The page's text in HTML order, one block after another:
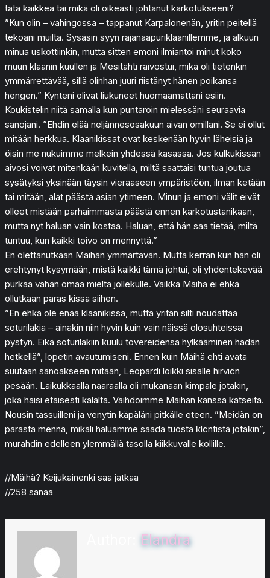
tätä kaikkea tai mikä oli oikeasti johtanut karkotukseeni?
”Kun olin – vahingossa – tappanut Karpalonenän, yritin peitellä
tekoani muilta. Sysäsin syyn rajanaapuriklaanillemme, ja alkuun
minua uskottiinkin, mutta sitten emoni ilmiantoi minut koko
muun klaanin kuullen ja Mesitähti raivostui, mikä oli tietenkin
ymmärrettävää, sillä olinhan juuri riistänyt hänen poikansa
hengen.” Kynteni olivat liukuneet huomaamattani esiin.
Koukistelin niitä samalla kun puntaroin mielessäni seuraavia
sanojani. ”Ehdin elää neljännesosakuun aivan omillani. Se ei ollut
mitään herkkua. Klaanikissat ovat keskenään hyvin läheisiä ja
öisin me nukuimme melkein yhdessä kasassa. Jos kulkukissan
aivosi voivat mitenkään kuvitella, miltä saattaisi tuntua joutua
sysätyksi yksinään täysin vieraaseen ympäristöön, ilman ketään
tai mitään, alat päästä asian ytimeen. Minun ja emoni välit eivät
olleet mistään parhaimmasta päästä ennen karkotustanikaan,
mutta nyt haluan vain kostaa. Haluan, että hän saa tietää, miltä
tuntuu, kun kaikki toivo on mennyttä.”
En olettanutkaan Mäihän ymmärtävän. Mutta kerran kun hän oli
erehtynyt kysymään, mistä kaikki tämä johtui, oli yhdentekevää
purkaa vähän omaa mieltä jollekulle. Vaikka Mäihä ei ehkä
ollutkaan paras kissa siihen.
”En ehkä ole enää klaanikissa, mutta yritän silti noudattaa
soturilakia – ainakin niin hyvin kuin vain näissä olosuhteissa
pystyn. Eikä soturilakiin kuulu tovereidensa hylkääminen hädän
hetkellä”, lopetin avautumiseni. Ennen kuin Mäihä ehti avata
suutaan sanoakseen mitään, Leopardi loikki sisälle hirviön
pesään. Laikukkaalla naaraalla oli mukanaan kimpale jotakin,
joka haisi etäisesti kalalta. Vaihdoimme Mäihän kanssa katseita.
Nousin tassuilleni ja venytin käpäläni pitkälle eteen. ”Meidän on
parasta mennä, mikäli haluamme saada tuosta klöntistä jotakin”,
murahdin edelleen ylemmällä tasolla kiikkuvalle kollille.
//Mäihä? Keijukainenki saa jatkaa
//258 sanaa
Elandra